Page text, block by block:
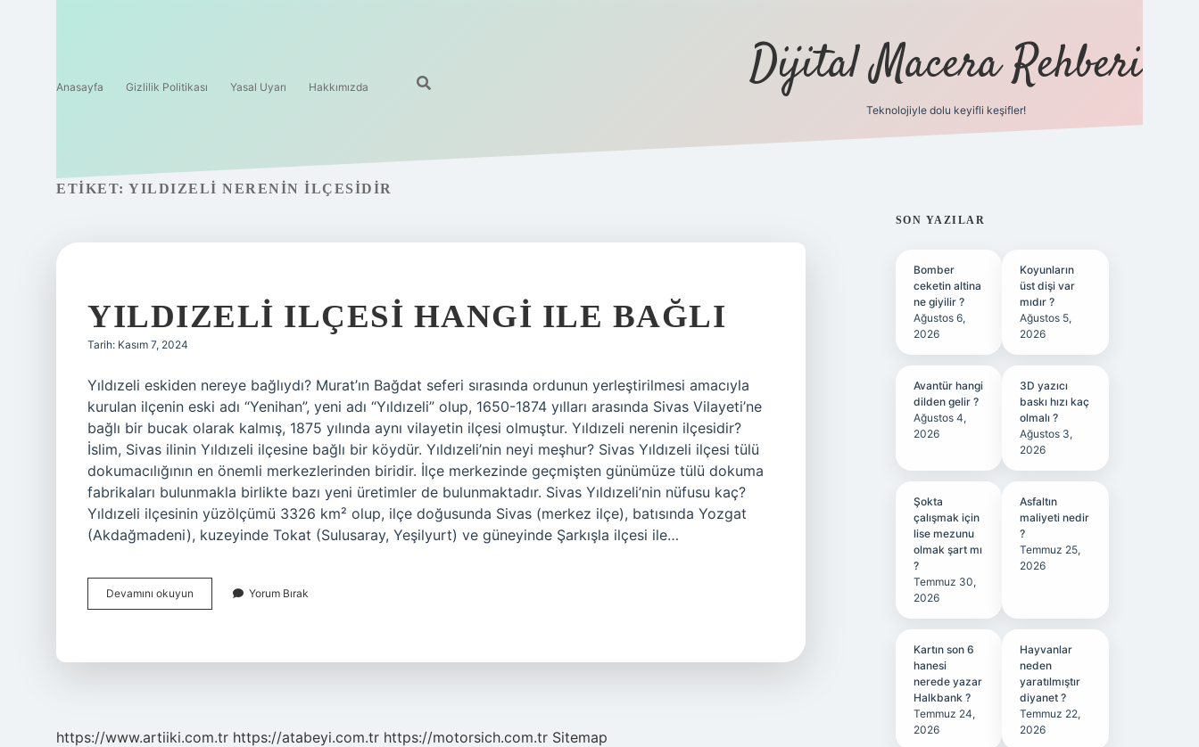
Anasayfa Gizlilik Politikası Yasal Uyarı Hakkımızda Dijital Macera Rehberi
Teknolojiyle dolu keyifli keşifler!
ETIKET: YILDIZELI NERENIN ILÇESIDIR
YILDIZELI ILÇESI HANGI ILE BAĞLI
Tarih: Kasım 7, 2024
Yıldızeli eskiden nereye bağlıydı? Murat’ın Bağdat seferi sırasında ordunun yerleştirilmesi amacıyla
kurulan ilçenin eski adı “Yenihan”, yeni adı “Yıldızeli” olup, 1650-1874 yılları arasında Sivas Vilayeti’ne
bağlı bir bucak olarak kalmış, 1875 yılında aynı vilayetin ilçesi olmuştur. Yıldızeli nerenin ilçesidir?
İslim, Sivas ilinin Yıldızeli ilçesine bağlı bir köydür. Yıldızeli’nin neyi meşhur? Sivas Yıldızeli ilçesi tülü
dokumacılığının en önemli merkezlerinden biridir. İlçe merkezinde geçmişten günümüze tülü dokuma
fabrikaları bulunmakla birlikte bazı yeni üretimler de bulunmaktadır. Sivas Yıldızeli’nin nüfusu kaç?
Yıldızeli ilçesinin yüzölçümü 3326 km² olup, ilçe doğusunda Sivas (merkez ilçe), batısında Yozgat
(Akdağmadeni), kuzeyinde Tokat (Sulusaray, Yeşilyurt) ve güneyinde Şarkışla ilçesi ile…
Devamını okuyun
Ilçesi
Yorum Bırak
https://www.artiiki.com.tr https://atabeyi.com.tr https://motorsich.com.tr Sitemap
SIDEBAR
SON YAZILAR
Bomber
ceketin altina
ne giyilir ?
Ağustos 6,
2026
Koyunların
üst dişi var
mıdır ?
Ağustos 5,
2026
Avantür hangi
dilden gelir ?
Ağustos 4,
2026
3D yazıcı
baskı hızı kaç
olmalı ?
Ağustos 3,
2026
Şokta
çalışmak için
lise mezunu
olmak şart mı
?
Temmuz 30,
2026
Asfaltın
maliyeti nedir
?
Temmuz 25,
2026
Kartın son 6
hanesi
nerede yazar
Halkbank ?
Temmuz 24,
2026
Hayvanlar
neden
yaratılmıştır
diyanet ?
Temmuz 22,
2026